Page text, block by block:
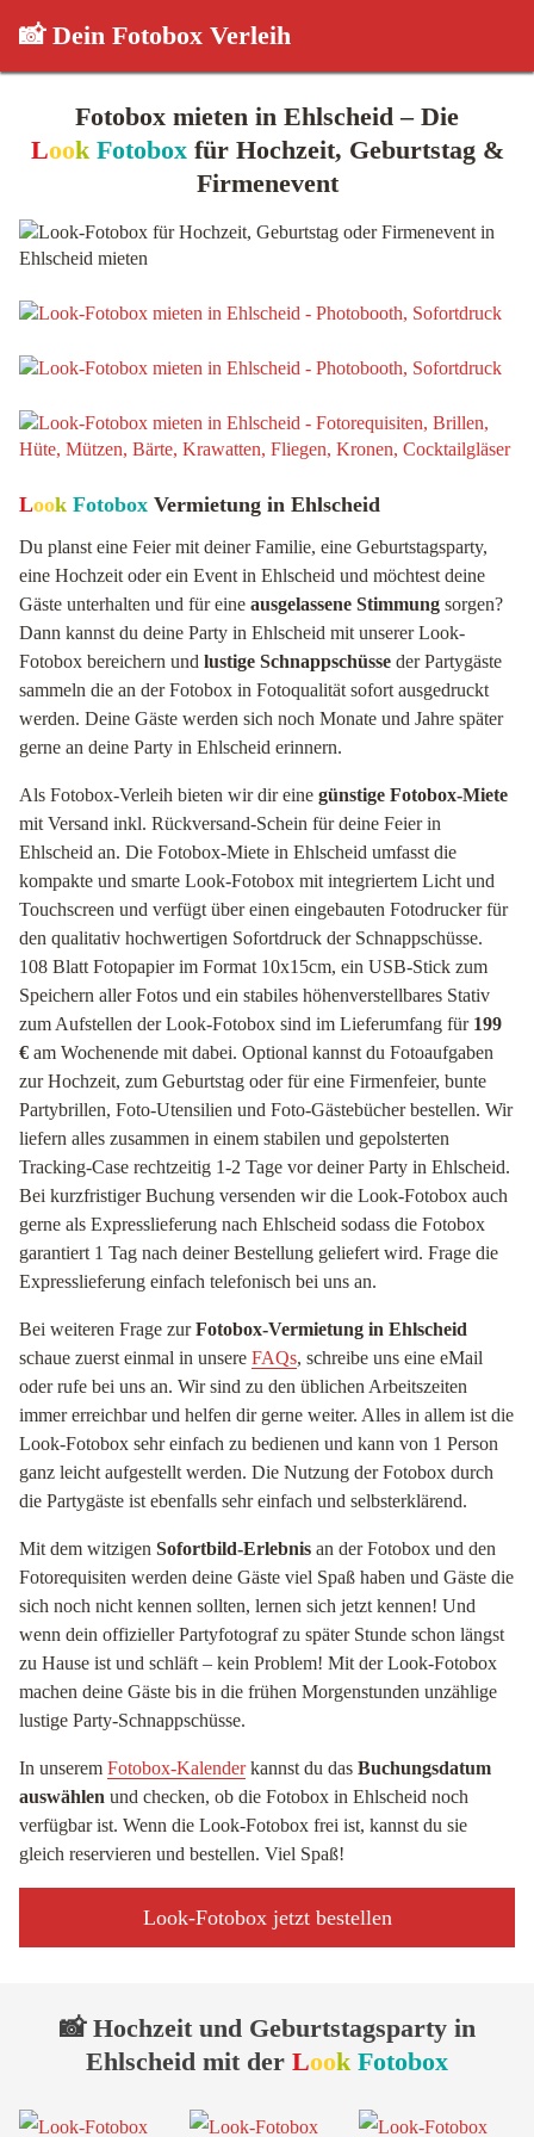
📸 Dein Fotobox Verleih
Fotobox mieten in Ehlscheid – Die
Look Fotoboxfür Hochzeit, Geburtstag &
Firmenevent
Look Fotobox Vermietung in Ehlscheid
Du planst eine Feier mit deiner Familie, eine Geburtstagsparty,
eine Hochzeit oder ein Event in Ehlscheid und möchtest deine
Gäste unterhalten und für eine ausgelassene Stimmung sorgen?
Dann kannst du deine Party in Ehlscheid mit unserer Look-
Fotobox bereichern und lustige Schnappschüsse der Partygäste
sammeln die an der Fotobox in Fotoqualität sofort ausgedruckt
werden. Deine Gäste werden sich noch Monate und Jahre später
gerne an deine Party in Ehlscheid erinnern.
Als Fotobox-Verleih bieten wir dir eine günstige Fotobox-Miete
mit Versand inkl. Rückversand-Schein für deine Feier in
Ehlscheid an. Die Fotobox-Miete in Ehlscheid umfasst die
kompakte und smarte Look-Fotobox mit integriertem Licht und
Touchscreen und verfügt über einen eingebauten Fotodrucker für
den qualitativ hochwertigen Sofortdruck der Schnappschüsse.
108 Blatt Fotopapier im Format 10x15cm, ein USB-Stick zum
Speichern aller Fotos und ein stabiles höhenverstellbares Stativ
zum Aufstellen der Look-Fotobox sind im Lieferumfang für 199
€ am Wochenende mit dabei. Optional kannst du Fotoaufgaben
zur Hochzeit, zum Geburtstag oder für eine Firmenfeier, bunte
Partybrillen, Foto-Utensilien und Foto-Gästebücher bestellen. Wir
liefern alles zusammen in einem stabilen und gepolsterten
Tracking-Case rechtzeitig 1-2 Tage vor deiner Party in Ehlscheid.
Bei kurzfristiger Buchung versenden wir die Look-Fotobox auch
gerne als Expresslieferung nach Ehlscheid sodass die Fotobox
garantiert 1 Tag nach deiner Bestellung geliefert wird. Frage die
Expresslieferung einfach telefonisch bei uns an.
Bei weiteren Frage zurFotobox-Vermietung in Ehlscheid
schaue zuerst einmal in unsere FAQs, schreibe uns eine eMail
oder rufe bei uns an. Wir sind zu den üblichen Arbeitszeiten
immer erreichbar und helfen dir gerne weiter. Alles in allem ist die
Look-Fotobox sehr einfach zu bedienen und kann von 1 Person
ganz leicht aufgestellt werden. Die Nutzung der Fotobox durch
die Partygäste ist ebenfalls sehr einfach und selbsterklärend.
Mit dem witzigen Sofortbild-Erlebnis an der Fotobox und den
Fotorequisiten werden deine Gäste viel Spaß haben und Gäste die
sich noch nicht kennen sollten, lernen sich jetzt kennen! Und
wenn dein offizieller Partyfotograf zu später Stunde schon längst
zu Hause ist und schläft – kein Problem! Mit der Look-Fotobox
machen deine Gäste bis in die frühen Morgenstunden unzählige
lustige Party-Schnappschüsse.
In unserem Fotobox-Kalenderkannst du das Buchungsdatum
auswählen und checken, ob die Fotobox in Ehlscheid noch
verfügbar ist. Wenn die Look-Fotobox frei ist, kannst du sie
gleich reservieren und bestellen. Viel Spaß!
Look-Fotobox jetzt bestellen
📸 Hochzeit und Geburtstagsparty in
Ehlscheid mit der Look Fotobox